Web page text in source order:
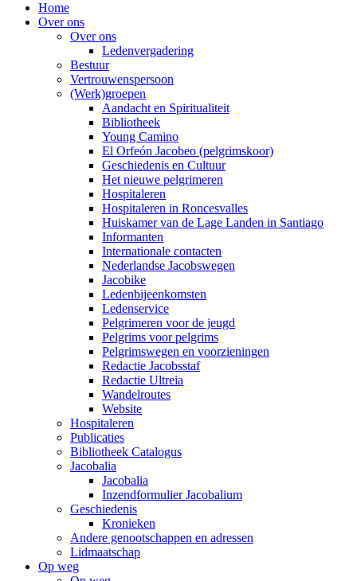
Home
Over ons
Over ons
Ledenvergadering
Bestuur
Vertrouwenspersoon
(Werk)groepen
Aandacht en Spiritualiteit
Bibliotheek
Young Camino
El Orfeón Jacobeo (pelgrimskoor)
Geschiedenis en Cultuur
Het nieuwe pelgrimeren
Hospitaleren
Hospitaleren in Roncesvalles
Huiskamer van de Lage Landen in Santiago
Informanten
Internationale contacten
Nederlandse Jacobswegen
Jacobike
Ledenbijeenkomsten
Ledenservice
Pelgrimeren voor de jeugd
Pelgrims voor pelgrims
Pelgrimswegen en voorzieningen
Redactie Jacobsstaf
Redactie Ultreia
Wandelroutes
Website
Hospitaleren
Publicaties
Bibliotheek Catalogus
Jacobalia
Jacobalia
Inzendformulier Jacobalium
Geschiedenis
Kronieken
Andere genootschappen en adressen
Lidmaatschap
Op weg